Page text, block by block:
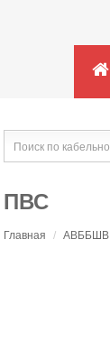
ПВС
Главная / АВББШВ,